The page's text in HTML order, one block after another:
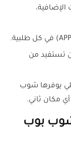
تستفيد من
يوفرها شوب
مكان ثاني.
بوب